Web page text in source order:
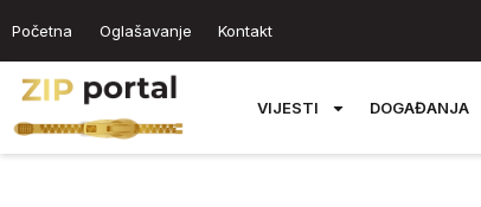
Početna Oglašavanje Kontakt
VIJESTI DOGAĐANJA